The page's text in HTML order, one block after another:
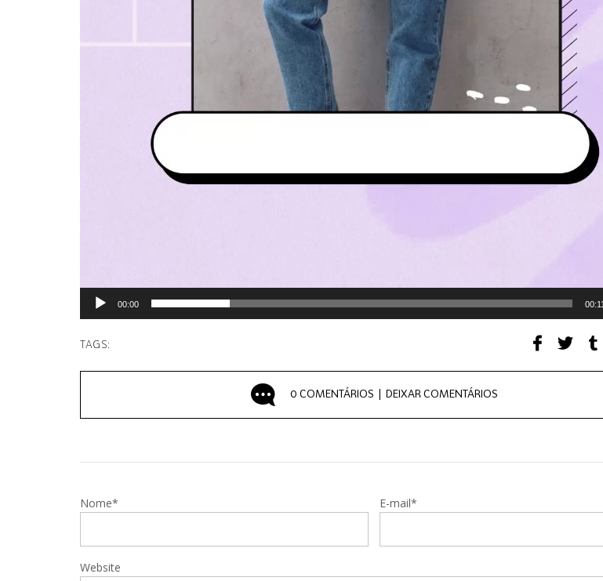
00:00 00:11
TAGS:
0 COMENTÁRIOS | DEIXAR COMENTÁRIOS
Nome* E-mail*
Website